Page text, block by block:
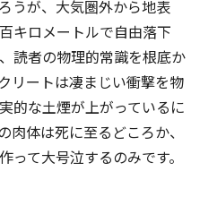
うが、大気圏外から地表
キロメートルで自由落下
読者の物理的常識を根底か
リートは凄まじい衝撃を物
的な土煙が上がっているに
肉体は死に至るどころか、
て大号泣するのみです。